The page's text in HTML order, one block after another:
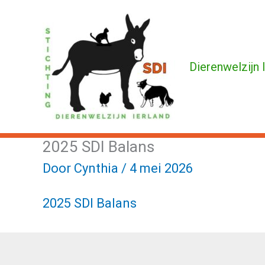
Dierenwelzijn
2025 SDI Balans
Door Cynthia / 4 mei 2026
2025 SDI Balans